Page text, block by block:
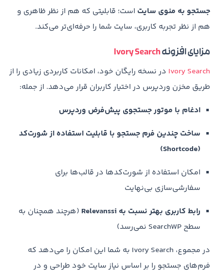
جستجو به منوی سایت است؛ قابلیتی که هم از نظر ظاهری و
هم از نظر تجربه کاربری، سایت شما را حرفه‌ای‌تر می‌کند.
مزایای افزونهIvory Search
Ivory Search در نسخه رایگان خود، امکانات کاربردی زیادی را از
طریق مخزن وردپرس در اختیار کاربران قرار می‌دهد. از جمله:
ادغام با موتور جستجوی پیش‌فرض وردپرس
ساخت چندین فرم جستجو با قابلیت استفاده از شورت‌کد
(Shortcode)
امکان استفاده از شورت‌کدها در قالب‌ها برای
سفارشی‌سازی بی‌نهایت
رابط کاربری بهتر نسبت به Relevanssi
(هرچند همچنان به
سطح SearchWP نمی‌رسد)
در مجموع، Ivory Search به شما این امکان را می‌دهد که
فرم‌های جستجو را بر اساس نیاز سایت خود طراحی و در